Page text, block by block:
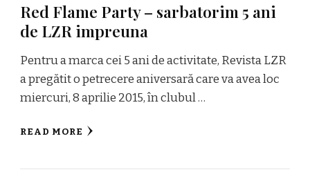
Red Flame Party – sarbatorim 5 ani
de LZR impreuna
Pentru a marca cei 5 ani de activitate, Revista LZR
a pregătit o petrecere aniversară care va avea loc
miercuri, 8 aprilie 2015, în clubul …
READ MORE